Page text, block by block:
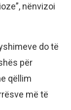
nënvizoi
do të
për
qëllim
më të